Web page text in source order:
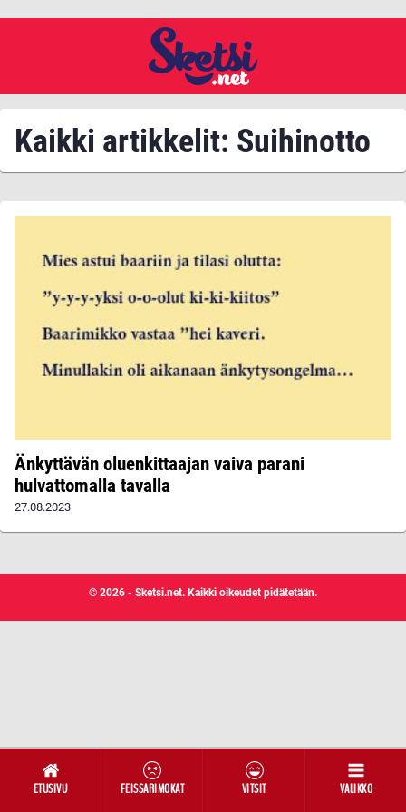
ETUSIVU FEISSARIMOKAT VITSIT VALIKKO
Kaikki artikkelit: Suihinotto
Änkyttävän oluenkittaajan vaiva parani
hulvattomalla tavalla
27.08.2023
© 2026 - Sketsi.net. Kaikki oikeudet pidätetään.